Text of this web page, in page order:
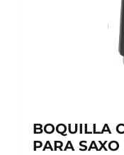
BOQUILLA
PARA